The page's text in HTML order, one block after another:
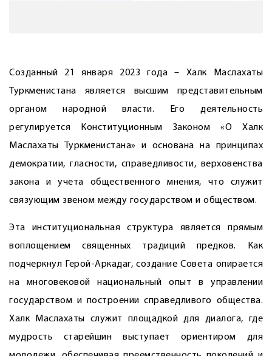
Созданный 21 января 2023 года – Халк Маслахаты
Туркменистана является высшим представительным
органом народной власти. Его деятельность
регулируется Конституционным Законом «О Халк
Маслахаты Туркменистана» и основана на принципах
демократии, гласности, справедливости, верховенства
закона и учета общественного мнения, что служит
связующим звеном между государством и обществом.
Эта институциональная структура является прямым
воплощением священных традиций предков. Как
подчеркнул Герой-Аркадаг, создание Совета опирается
на многовековой национальный опыт в управлении
государством и построении справедливого общества.
Халк Маслахаты служит площадкой для диалога, где
мудрость старейшин выступает ориентиром для